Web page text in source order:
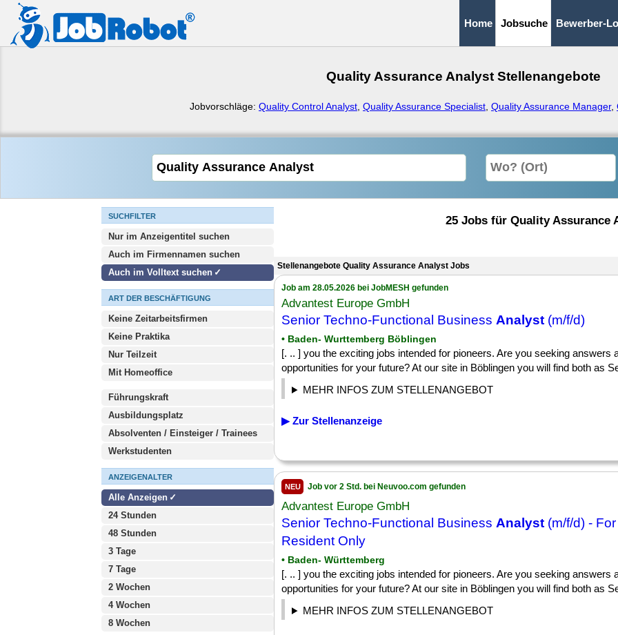
Home Jobsuche Bewerber-
Quality Assurance Analyst Stellenangebote
Jobvorschläge: Quality Control Analyst Quality Assurance Specialist Quality Assurance Manager,
SUCHFILTER
Nur im Anzeigentitel suchen
Auch im Firmennamen suchen
Auch im Volltext suchen
ART DER BESCHÄFTIGUNG
Keine Zeitarbeitsfirmen
Keine Praktika
Nur Teilzeit
Mit Homeoffice
Führungskraft
Ausbildungsplatz
Absolventen / Einsteiger / Trainees
Werkstudenten
ANZEIGENALTER
Alle Anzeigen
24 Stunden
48 Stunden
3 Tage
7 Tage
2 Wochen
4 Wochen
8 Wochen
25 Jobs für Quality Assurance
Stellenangebote Quality Assurance Analyst Jobs
Job am 28.05.2026 bei JobMESH gefunden
Advantest Europe GmbH
Senior Techno-Functional Business Analyst (m/f/d)
• Baden- Wurttemberg Böblingen
[. .. ] you the exciting jobs intended for pioneers. Are you seeking answers
opportunities for your future? At our site in Böblingen you will find both as
MEHR INFOS ZUM STELLENANGEBOT
▶ Zur Stellenanzeige
NEU Job vor 2 Std. bei Neuvoo.com gefunden
Advantest Europe GmbH
Senior Techno-Functional Business Analyst (m/f/d) -
Resident Only
• Baden- Württemberg
[. .. ] you the exciting jobs intended for pioneers. Are you seeking answers
opportunities for your future? At our site in Böblingen you will find both as
MEHR INFOS ZUM STELLENANGEBOT